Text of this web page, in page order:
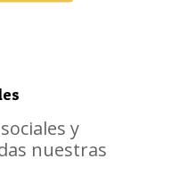
y
nuestras